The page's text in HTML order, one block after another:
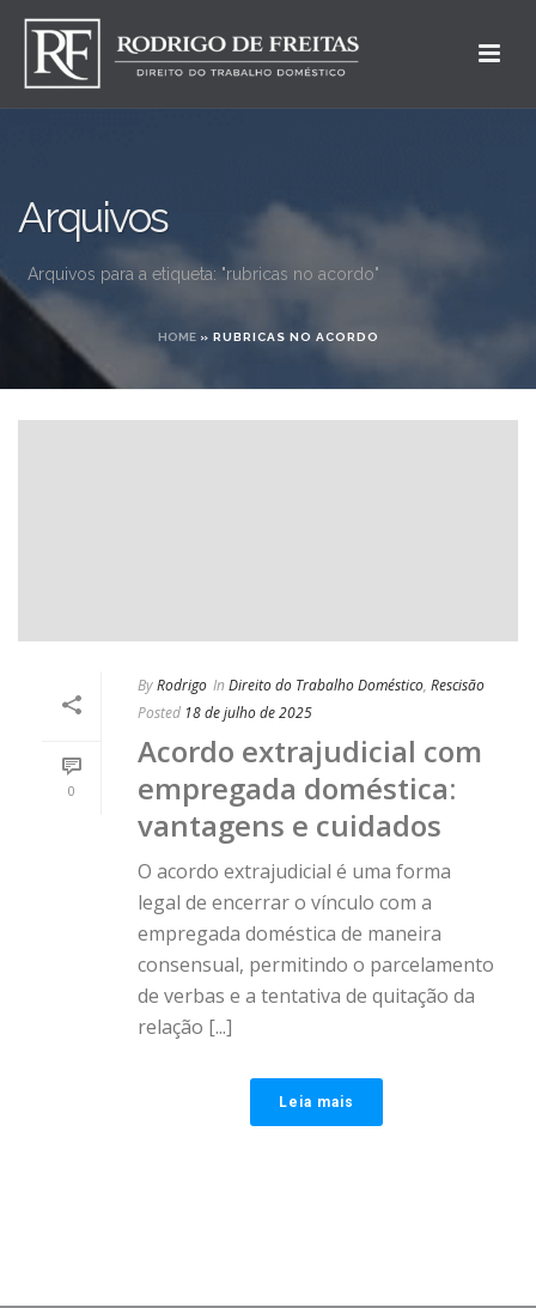
Arquivos
Arquivos para a etiqueta: "rubricas no acordo"
HOME» RUBRICAS NO ACORDO
0
ByRodrigo In Direito do Trabalho Doméstico, Rescisão
Posted 18 de julho de 2025
Acordo extrajudicial com
empregada doméstica:
vantagens e cuidados
O acordo extrajudicial é uma forma
legal de encerrar o vínculo com a
empregada doméstica de maneira
consensual, permitindo o parcelamento
de verbas e a tentativa de quitação da
relação [...]
Leia mais